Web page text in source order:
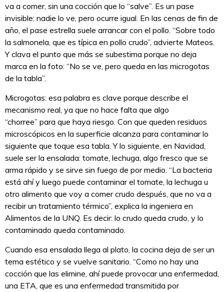
va a comer, sin una cocción que lo “salve”. Es un pase
invisible: nadie lo ve, pero ocurre igual. En las cenas de fin de
año, el pase estrella suele arrancar con el pollo. “Sobre todo
la salmonela, que es típica en pollo crudo”, advierte Mateos.
Y clava el punto que más se subestima porque no deja
marca en la foto: “No se ve, pero queda en las microgotas
de la tabla”.
Microgotas: esa palabra es clave porque describe el
mecanismo real, ya que no hace falta que algo
“chorree” para que haya riesgo. Con que queden residuos
microscópicos en la superficie alcanza para contaminar lo
siguiente que toque esa tabla. Y lo siguiente, en Navidad,
suele ser la ensalada: tomate, lechuga, algo fresco que se
arma rápido y se sirve sin fuego de por medio. “La bacteria
está ahí y luego puede contaminar el tomate, la lechuga u
otro alimento que voy a comer crudo después, que no va a
recibir un tratamiento térmico”, explica la ingeniera en
Alimentos de la UNQ. Es decir: lo crudo queda crudo, y lo
contaminado queda contaminado.
Cuando esa ensalada llega al plato, la cocina deja de ser un
tema estético y se vuelve sanitario. “Como no hay una
cocción que las elimine, ahí puede provocar una enfermedad,
una ETA, que es una enfermedad transmitida por